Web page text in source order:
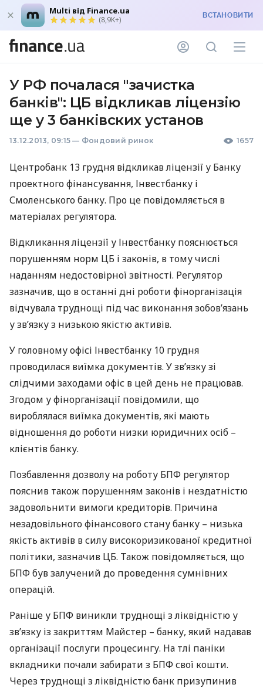
Multi від Finance.ua
(8,9K+) ВСТАНОВИТИ
У РФ почалася "зачистка
банків": ЦБ відкликав ліцензію
ще у 3 банківских установ
13.12.2013, 09:15 — Фондовий ринок 1657
Центробанк 13 грудня відкликав ліцензії у Банку
проектного фінансування, Інвестбанку і
Смоленського банку. Про це повідомляється в
матеріалах регулятора.
Відкликання ліцензії у Інвестбанку пояснюється
порушенням норм ЦБ і законів, в тому числі
наданням недостовірної звітності. Регулятор
зазначив, що в останні дні роботи фінорганізація
відчувала труднощі під час виконання зобов’язань
у зв’язку з низькою якістю активів.
У головному офісі Інвестбанку 10 грудня
проводилася виїмка документів. У зв’язку зі
слідчими заходами офіс в цей день не працював.
Згодом у фінорганізації повідомили, що
вироблялася виїмка документів, які мають
відношення до роботи низки юридичних осіб –
клієнтів банку.
Позбавлення дозволу на роботу БПФ регулятор
пояснив також порушенням законів і нездатністю
задовольнити вимоги кредиторів. Причина
незадовільного фінансового стану банку – низька
якість активів в силу високоризикованої кредитної
політики, зазначив ЦБ. Також повідомляється, що
БПФбув залучений до проведення сумнівних
операцій.
Раніше у БПФ виникли труднощі з ліквідністю у
зв’язку із закриттям Майстер – банку, який надавав
організації послуги процесингу. На тлі паніки
вкладники почали забирати з БПФсвої кошти.
Через труднощі з ліквідністю банк призупинив